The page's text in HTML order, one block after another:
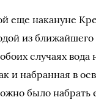
еще накануне
из ближайшего
случаях вода
и набранная в
было